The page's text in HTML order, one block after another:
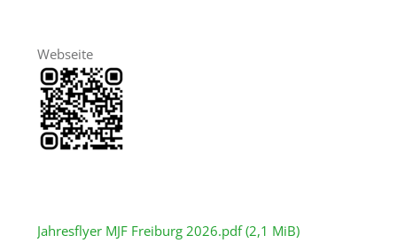
Was
ist
Schönstatt?
Schönstatt-
Schönstattbewegung
Webseite
Jahresflyer MJF Freiburg 2026.pdf(2,1 MiB)